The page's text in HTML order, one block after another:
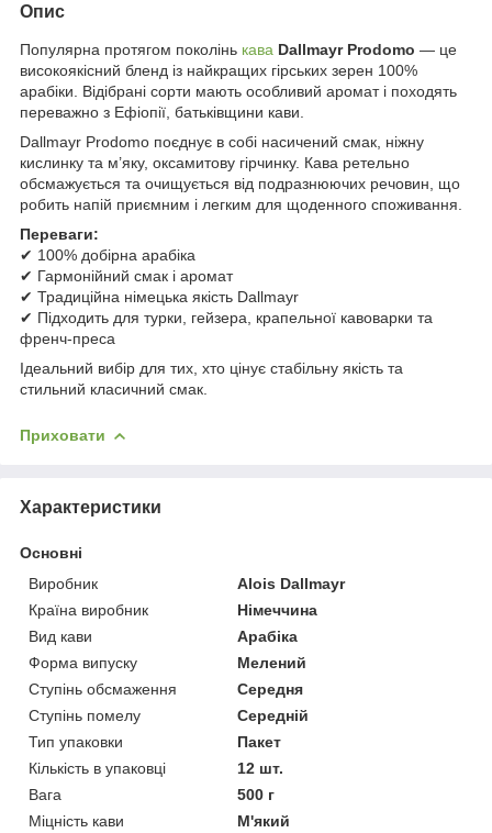
Опис
Популярна протягом поколінь кава Dallmayr Prodomo — це
високоякісний бленд із найкращих гірських зерен 100%
арабіки. Відібрані сорти мають особливий аромат і походять
переважно з Ефіопії, батьківщини кави.
Dallmayr Prodomo поєднує в собі насичений смак, ніжну
кислинку та м’яку, оксамитову гірчинку. Кава ретельно
обсмажується та очищується від подразнюючих речовин, що
робить напій приємним і легким для щоденного споживання.
Переваги:
✔ 100% добірна арабіка
✔ Гармонійний смак і аромат
✔ Традиційна німецька якість Dallmayr
✔ Підходить для турки, гейзера, крапельної кавоварки та
френч-преса
Ідеальний вибір для тих, хто цінує стабільну якість та
стильний класичний смак.
Приховати
Характеристики
Основні
Виробник
Alois Dallmayr
Країна виробник
Німеччина
Вид кави
Арабіка
Форма випуску
Мелений
Ступінь обсмаження
Середня
Ступінь помелу
Середній
Тип упаковки
Пакет
Кількість в упаковці
12 шт.
Вага
500 г
Міцність кави
М'який